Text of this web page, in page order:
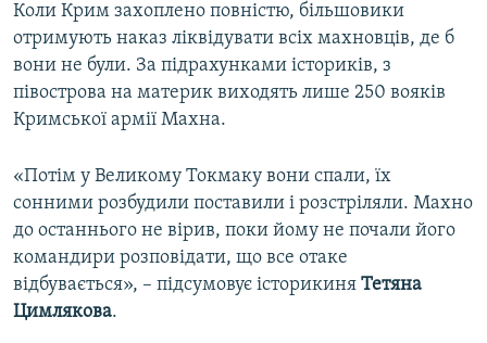
Коли Крим захоплено повністю, більшовики
отримують наказ ліквідувати всіх махновців, де б
вони не були. За підрахунками істориків, з
півострова на материк виходять лише 250 вояків
Кримської армії Махна.
«Потім у Великому Токмаку вони спали, їх
сонними розбудили поставили і розстріляли. Махно
до останнього не вірив, поки йому не почали його
командири розповідати, що все отаке
відбувається», – підсумовує історикиня Тетяна
Цимлякова.